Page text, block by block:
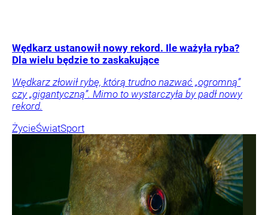
Wędkarz ustanowił nowy rekord. Ile ważyła ryba?
Dla wielu będzie to zaskakujące
Wędkarz złowił rybę, którą trudno nazwać „ogromną”
czy „gigantyczną”. Mimo to wystarczyła by padł nowy
rekord.
ŻycieŚwiatSport